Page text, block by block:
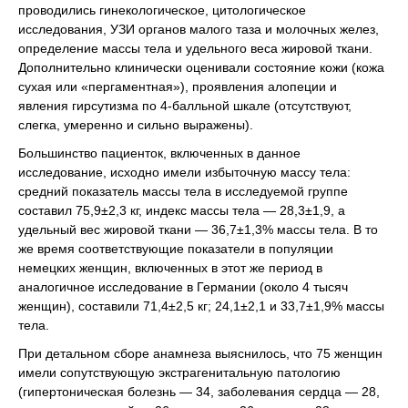
проводились гинекологическое, цитологическое
исследования, УЗИ органов малого таза и молочных желез,
определение массы тела и удельного веса жировой ткани.
Дополнительно клинически оценивали состояние кожи (кожа
сухая или «пергаментная»), проявления алопеции и
явления гирсутизма по 4-балльной шкале (отсутствуют,
слегка, умеренно и сильно выражены).
Большинство пациенток, включенных в данное
исследование, исходно имели избыточную массу тела:
средний показатель массы тела в исследуемой группе
составил 75,9±2,3 кг, индекс массы тела — 28,3±1,9, а
удельный вес жировой ткани — 36,7±1,3% массы тела. В то
же время соответствующие показатели в популяции
немецких женщин, включенных в этот же период в
аналогичное исследование в Германии (около 4 тысяч
женщин), составили 71,4±2,5 кг; 24,1±2,1 и 33,7±1,9% массы
тела.
При детальном сборе анамнеза выяснилось, что 75 женщин
имели сопутствующую экстрагенитальную патологию
(гипертоническая болезнь — 34, заболевания сердца — 28,